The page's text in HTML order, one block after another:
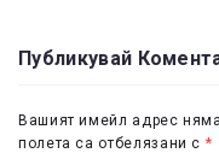
Публикувай
Вашият имейл адрес
полета са отбелязани с *